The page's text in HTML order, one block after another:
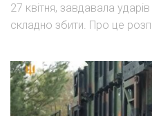
27 квітня, завдавала
складно збити. Про це